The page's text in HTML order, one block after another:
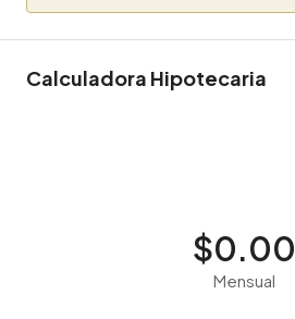
Calculadora Hipotecaria
$0.00
Mensual